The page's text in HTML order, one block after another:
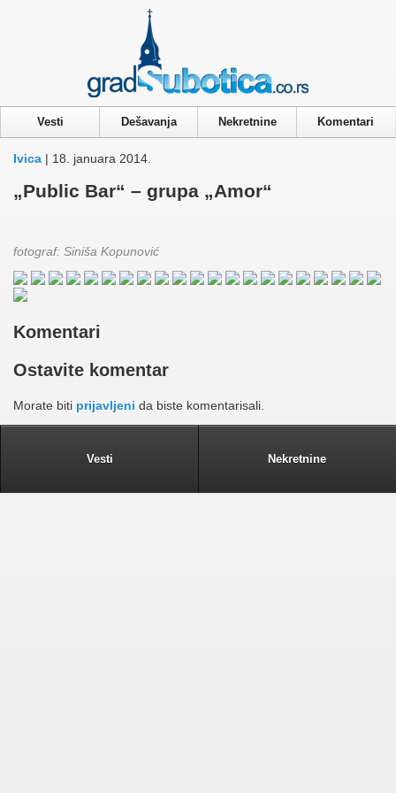
Vesti Dešavanja Nekretnine Komentari
Ivica | 18. januara 2014.
„Public Bar“ – grupa „Amor“
fotograf: Siniša Kopunović
Komentari
Ostavite komentar
Morate biti prijavljeni da biste komentarisali.
Vesti Nekretnine
Privacy & Cookies Policy